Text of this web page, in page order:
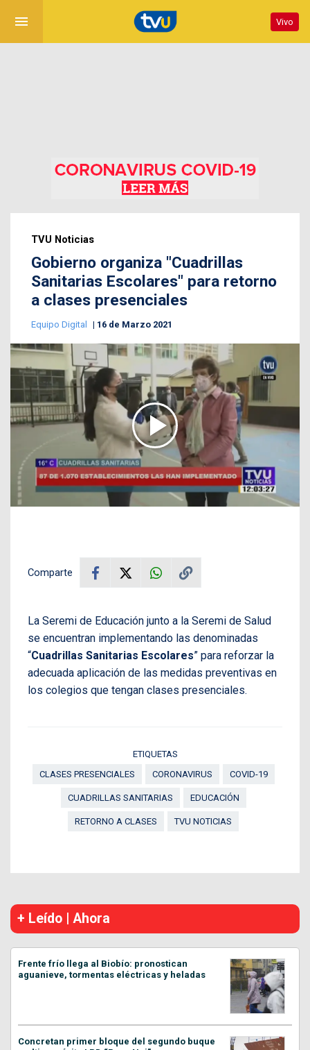
menu Vivo
TVU Noticias
Gobierno organiza "Cuadrillas
Sanitarias Escolares" para retorno
a clases presenciales
Equipo Digital 16 de Marzo 2021
Comparte
La Seremi de Educación junto a la Seremi de Salud
se encuentran implementando las denominadas
“Cuadrillas Sanitarias Escolares” para reforzar la
adecuada aplicación de las medidas preventivas en
los colegios que tengan clases presenciales.
ETIQUETAS
CLASES PRESENCIALES
CORONAVIRUS COVID-19
CUADRILLAS SANITARIAS EDUCACIÓN
RETORNO A CLASES TVU NOTICIAS
+ Leído | Ahora
Frente frío llega al Biobío: pronostican
aguanieve, tormentas eléctricas y heladas
Concretan primer bloque del segundo buque